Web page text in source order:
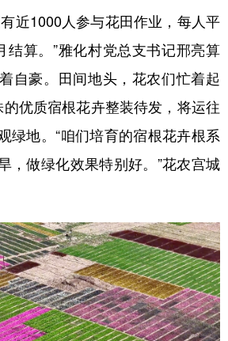
1000人参与花田作业，每人平
结算。”雅化村党总支书记邢亮算
自豪。田间地头，花农们忙着起
优质宿根花卉整装待发，将运往
绿地。“咱们培育的宿根花卉根系
，做绿化效果特别好。”花农宫城